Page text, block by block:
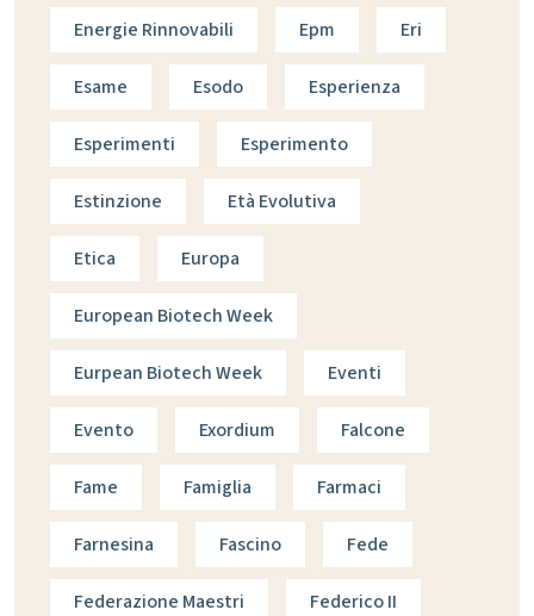
Energie Rinnovabili Epm Eri
Esame Esodo Esperienza
Esperimenti Esperimento
Estinzione Età Evolutiva
Etica Europa
European Biotech Week
Eurpean Biotech Week Eventi
Evento Exordium Falcone
Fame Famiglia Farmaci
Farnesina Fascino Fede
Federazione Maestri Federico II